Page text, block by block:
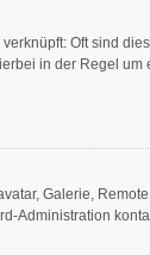
Oft sind
in der Regel
Galerie,
Administration